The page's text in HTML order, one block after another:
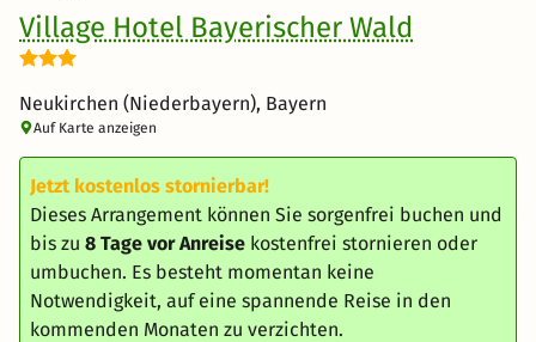
Village Hotel Bayerischer Wald
Neukirchen (Niederbayern), Bayern
Auf Karte anzeigen
Jetzt kostenlos stornierbar!
Dieses Arrangement können Sie sorgenfrei buchen und
bis zu 8 Tage vor Anreise kostenfrei stornieren oder
umbuchen. Es besteht momentan keine
Notwendigkeit, auf eine spannende Reise in den
kommenden Monaten zu verzichten.